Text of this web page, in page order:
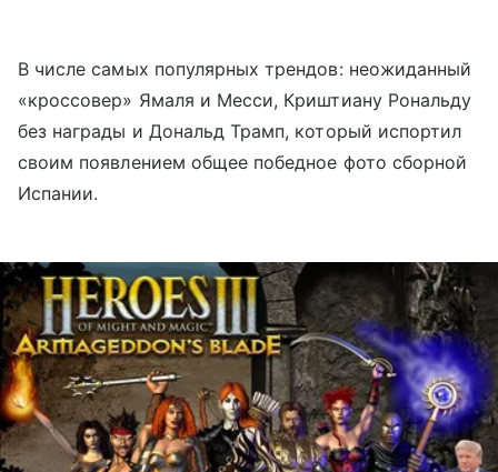
В числе самых популярных трендов: неожиданный
«кроссовер» Ямаля и Месси, Криштиану Рональду
без награды и Дональд Трамп, который испортил
своим появлением общее победное фото сборной
Испании.